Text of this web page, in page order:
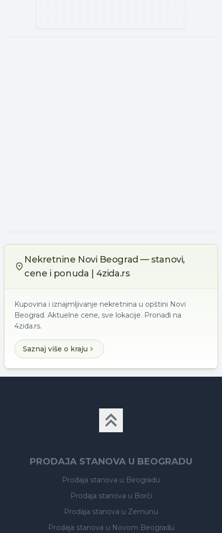
Nekretnine Novi Beograd — stanovi,
cene i ponuda | 4zida.rs
Kupovina i iznajmljivanje nekretnina u opštini Novi
Beograd. Aktuelne cene, sve lokacije. Pronađi na
4zida.rs.
Saznaj više o kraju
PRODAJA STANOVA U BEOGRADU
Prodaja stanova u Beogradu
Prodaja stanova u Borči
Prodaja stanova u Zemunu
Prodaja stanova u Novom Beogradu